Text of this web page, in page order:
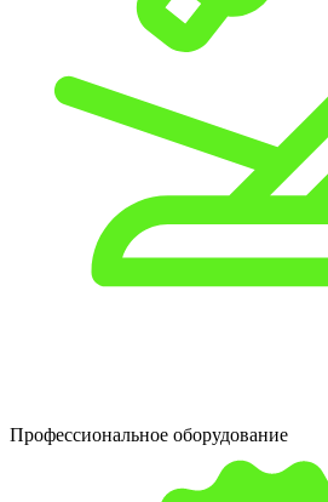
Профессиональное оборудование